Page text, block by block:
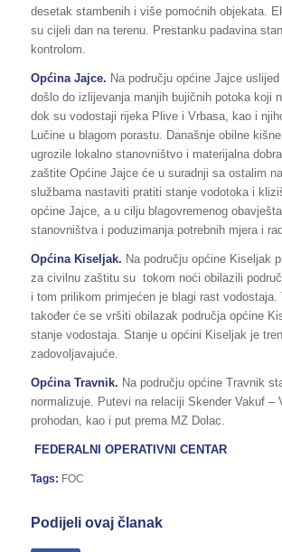
desetak stambenih i više pomoćnih objekata.
su cijeli dan na terenu. Prestanku padavina
kontrolom.
Općina Jajce. Na području općine Jajce
došlo do izlijevanja manjih bujičnih potoka koji
dok su vodostaji rijeka Plive i Vrbasa, kao i
Lučine u blagom porastu. Današnje obilne
ugrozile lokalno stanovništvo i materijalna
zaštite Općine Jajce će u suradnji sa ostalim
službama nastaviti pratiti stanje vodotoka i
općine Jajce, a u cilju blagovremenog
stanovništva i poduzimanja potrebnih mjera i
Općina Kiseljak. Na području općine Kiseljak
za civilnu zaštitu su tokom noći obilazili
i tom prilikom primjećen je blagi rast vodostaja.
također će se vršiti obilazak područja općine
stanje vodostaja. Stanje u općini Kiseljak je
zadovoljavajuće.
Općina Travnik. Na području općine Travnik
normalizuje. Putevi na relaciji Skender Vakuf –
prohodan, kao i put prema MZ Dolac.
FEDERALNI OPERATIVNI CENTAR
Tags: FOC
Podijeli ovaj članak